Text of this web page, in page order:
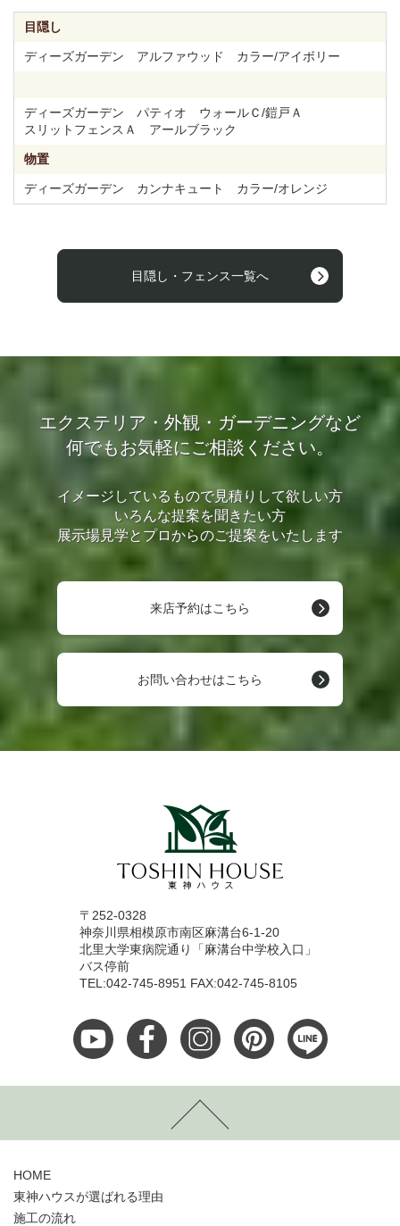
目隠し
ディーズガーデン アルファウッド カラー/アイボリー
ディーズガーデン パティオ ウォールＣ/鎧戸Ａ
スリットフェンスＡ アールブラック
物置
ディーズガーデン カンナキュート カラー/オレンジ
目隠し・フェンス一覧へ
エクステリア・外観・ガーデニングなど
何でもお気軽にご相談ください。
イメージしているもので見積りして欲しい方
いろんな提案を聞きたい方
展示場見学とプロからのご提案をいたします
来店予約はこちら
お問い合わせはこちら
〒252-0328
神奈川県相模原市南区麻溝台6-1-20
北里大学東病院通り「麻溝台中学校入口」
バス停前
TEL:042-745-8951 FAX:042-745-8105
HOME
東神ハウスが選ばれる理由
施工の流れ